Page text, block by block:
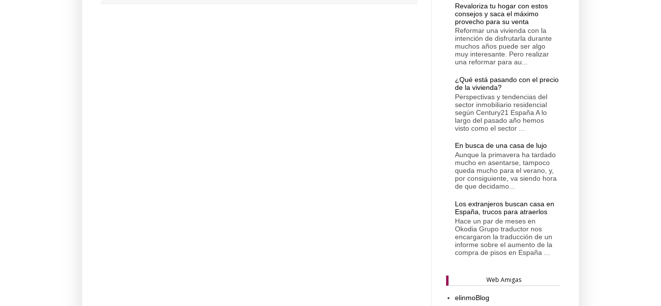
Revaloriza tu hogar con estos
consejos y saca el máximo
provecho para su venta
Reformar una vivienda con la
intención de disfrutarla durante
muchos años puede ser algo
muy interesante. Pero realizar
una reformar para au...
¿Qué está pasando con el precio
de la vivienda?
Perspectivas y tendencias del
sector inmobiliario residencial
según Century21 España A lo
largo del pasado año hemos
visto como el sector ...
En busca de una casa de lujo
Aunque la primavera ha tardado
mucho en asentarse, tampoco
queda mucho para el verano, y,
por consiguiente, va siendo hora
de que decidamo...
Los extranjeros buscan casa en
España, trucos para atraerlos
Hace un par de meses en
Okodia Grupo traductor nos
encargaron la traducción de un
informe sobre el aumento de la
compra de pisos en España ...
Web Amigas
elinmoBlog